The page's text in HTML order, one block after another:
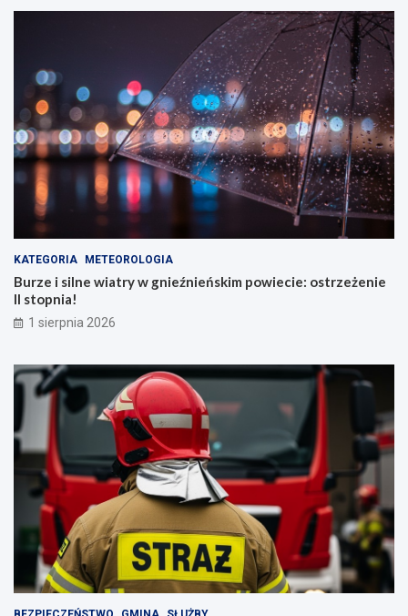
KATEGORIA METEOROLOGIA
Burze i silne wiatry w gnieźnieńskim powiecie: ostrzeżenie
II stopnia!
1 sierpnia 2026